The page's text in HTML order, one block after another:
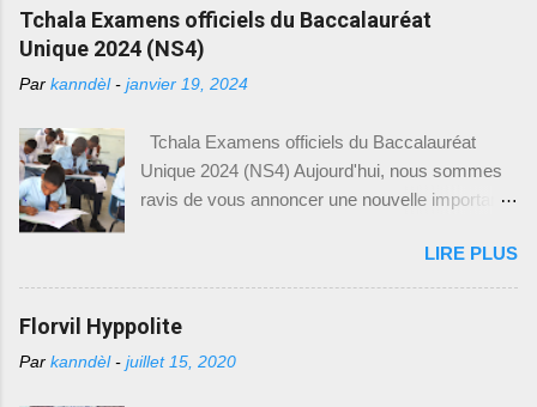
r
u
c
m
m
e
n
t
a
e
Tchala Examens officiels du Baccalauréat
Unique 2024 (NS4)
Par kanndèl - janvier 19, 2024
Tchala Examens officiels du Baccalauréat
Unique 2024 (NS4) Aujourd'hui, nous sommes
ravis de vous annoncer une nouvelle importante
Haïti. Le Ministère de l'Éducation Nationale et de
la Formation Professionnelle (MENFP), par le
biais du Bureau de Communication (BCOM),
d'examens du Baccalauréat Unique,
LIRE PLUS
Florvil Hyppolite
Par kanndèl - juillet 15, 2020